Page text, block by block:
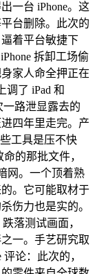
一台 iPhone。这
台删除。此次的
着平台敏捷下
拆卸工场偷
家人命全押正在
调了 iPad 和
一路泄显露去的
四年里走完。产
工具是压不快
的那批文件，
网。一个顶着熟
。它可能取材于
伤力也是实的。
落测试画面，
一。手艺研究取
评论：此次的，